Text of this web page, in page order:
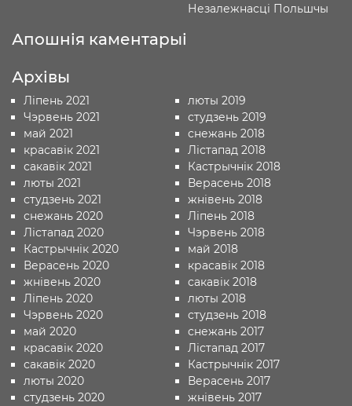
Незалежнасці Польшчы
Апошнія каментарыі
Архівы
Ліпень 2021
Чэрвень 2021
май 2021
красавік 2021
сакавік 2021
люты 2021
студзень 2021
снежань 2020
Лістапад 2020
Кастрычнік 2020
Верасень 2020
жнівень 2020
Ліпень 2020
Чэрвень 2020
май 2020
красавік 2020
сакавік 2020
люты 2020
студзень 2020
люты 2019
студзень 2019
снежань 2018
Лістапад 2018
Кастрычнік 2018
Верасень 2018
жнівень 2018
Ліпень 2018
Чэрвень 2018
май 2018
красавік 2018
сакавік 2018
люты 2018
студзень 2018
снежань 2017
Лістапад 2017
Кастрычнік 2017
Верасень 2017
жнівень 2017